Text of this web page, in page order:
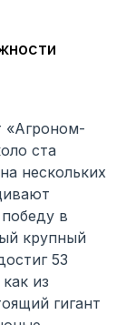
«Агроном-
ста
нескольких
в
крупный
53
из
гигант